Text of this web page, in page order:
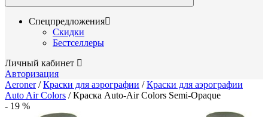
Спецпредложения
Скидки
Бестселлеры
Личный кабинет
Авторизация
Aeroner/Краски для аэрографии /Краски для аэрографии
Auto Air Colors /Краска Auto-Air Colors Semi-Opaque
- 19 %